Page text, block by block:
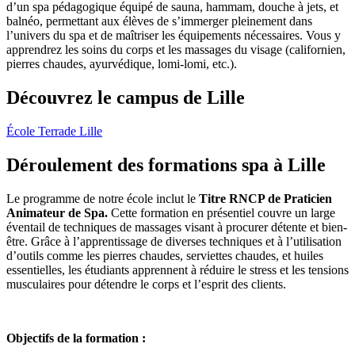
d’un spa pédagogique équipé de sauna, hammam, douche à jets, et
balnéo, permettant aux élèves de s’immerger pleinement dans
l’univers du spa et de maîtriser les équipements nécessaires. Vous y
apprendrez les soins du corps et les massages du visage (californien,
pierres chaudes, ayurvédique, lomi-lomi, etc.).
Découvrez le campus de Lille
École Terrade Lille
Déroulement des formations spa à Lille
Le programme de notre école inclut le Titre RNCP de Praticien
Animateur de Spa. Cette formation en présentiel couvre un large
éventail de techniques de massages visant à procurer détente et bien-
être. Grâce à l’apprentissage de diverses techniques et à l’utilisation
d’outils comme les pierres chaudes, serviettes chaudes, et huiles
essentielles, les étudiants apprennent à réduire le stress et les tensions
musculaires pour détendre le corps et l’esprit des clients.
Objectifs de la formation :